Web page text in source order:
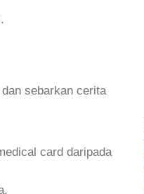
sebarkan cerita
card daripada